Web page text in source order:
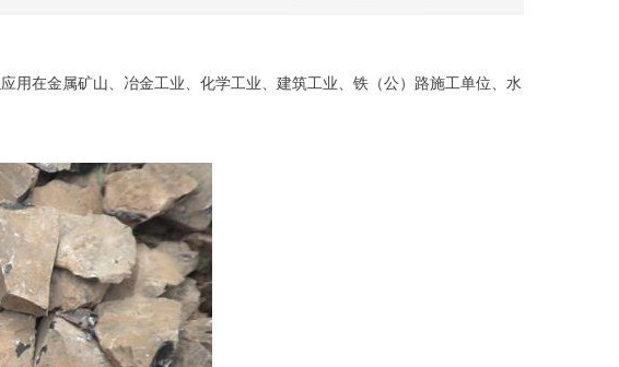
在金属矿山、冶金工业、化学工业、建筑工业、铁（公）路施工单位、水